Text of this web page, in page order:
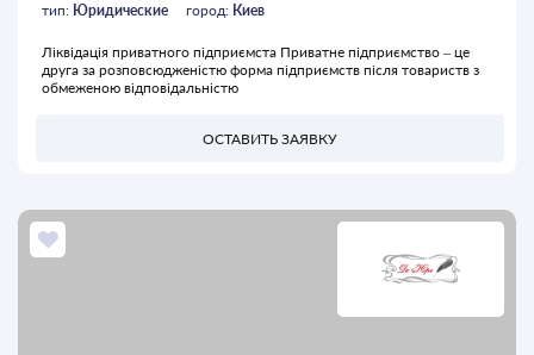
тип: Юридические город: Киев
Ліквідація приватного підприємста Приватне підприємство – це
друга за розповсюдженістю форма підприємств після товариств з
обмеженою відповідальністю
ОСТАВИТЬ ЗАЯВКУ